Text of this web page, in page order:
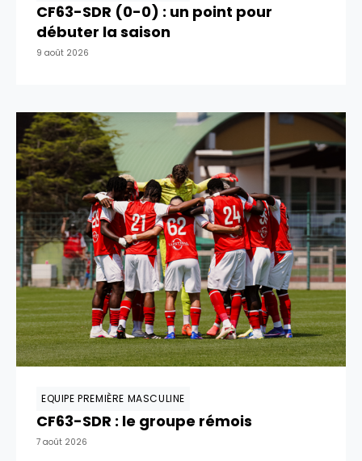
CF63-SDR (0-0) : un point pour
débuter la saison
9 août 2026
EQUIPE PREMIÈRE MASCULINE
CF63-SDR : le groupe rémois
7 août 2026